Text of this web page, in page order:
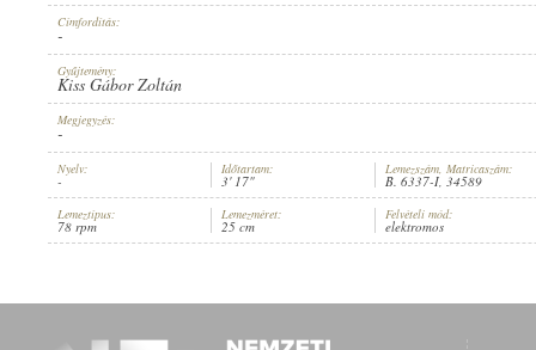
ARTIST: ISMERETLEN ZENÉSZEK (CITERA,ZONGORA
Címfordítás:
-
Gyűjtemény:
Kiss Gábor Zoltán
Megjegyzés:
-
Nyelv:
-
Időtartam:
3' 17"
Lemezszám, Matricaszám:
B. 6337-I, 34589
Lemeztípus:
78 rpm
Lemezméret:
25 cm
Felvételi mód:
elektromos